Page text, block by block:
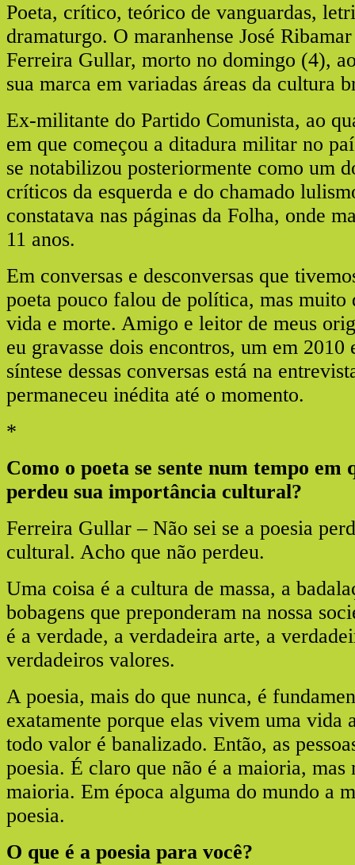
Poeta, crítico, teórico de vanguardas,
dramaturgo. O maranhense José
Ferreira Gullar, morto no domingo (4),
sua marca em variadas áreas da cultura
Ex-militante do Partido Comunista, ao
em que começou a ditadura militar no
se notabilizou posteriormente como um
críticos da esquerda e do chamado
constatava nas páginas da Folha, onde
11 anos.
Em conversas e desconversas que
poeta pouco falou de política, mas muito
vida e morte. Amigo e leitor de meus
eu gravasse dois encontros, um em
síntese dessas conversas está na
permaneceu inédita até o momento.
*
Como o poeta se sente num tempo em
perdeu sua importância cultural?
Ferreira Gullar – Não sei se a poesia
cultural. Acho que não perdeu.
Uma coisa é a cultura de massa, a
bobagens que preponderam na nossa
é a verdade, a verdadeira arte, a
verdadeiros valores.
A poesia, mais do que nunca, é
exatamente porque elas vivem uma vida
todo valor é banalizado. Então, as
poesia. É claro que não é a maioria, mas
maioria. Em época alguma do mundo a
poesia.
O que é a poesia para você?